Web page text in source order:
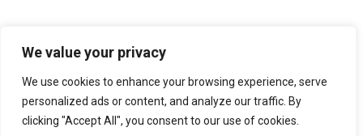
We value your privacy
We use cookies to enhance your browsing experience, serve
personalized ads or content, and analyze our traffic. By
clicking "Accept All", you consent to our use of cookies.
COMERLING LDA ® 2020 | DESIGN POR: ❤ Z89 DEVELOP